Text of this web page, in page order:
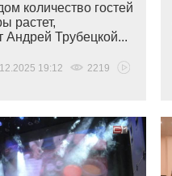
количество гостей
растет,
Андрей Трубецкой...
19:12 2219